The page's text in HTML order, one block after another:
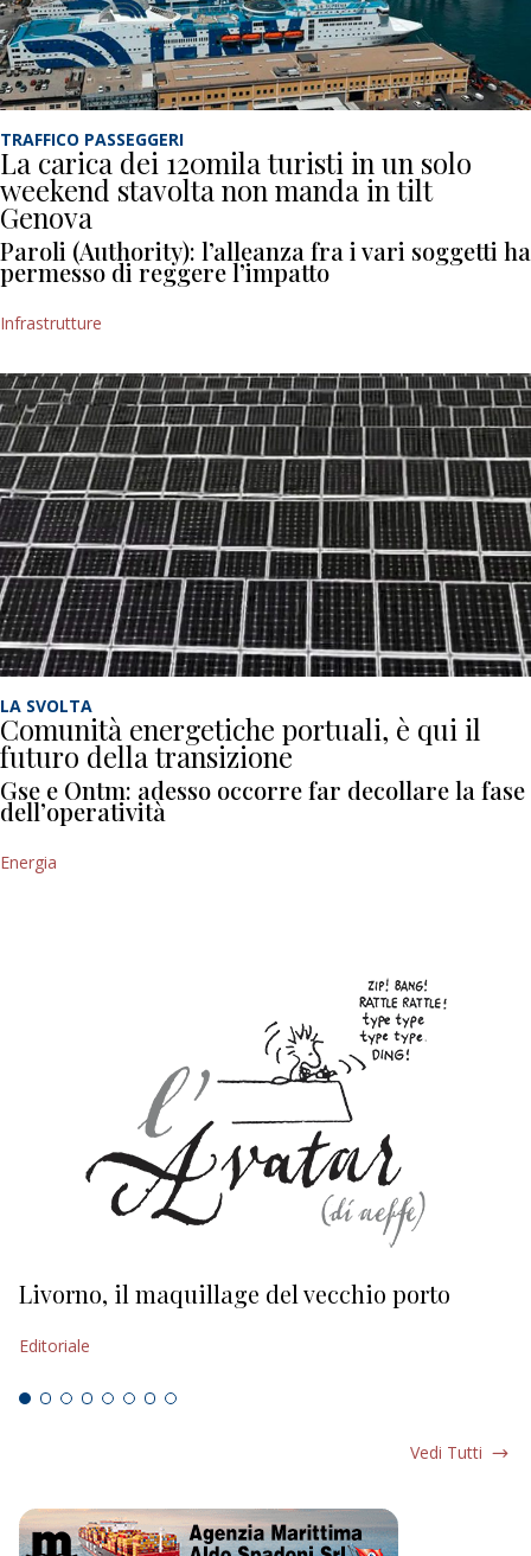
TRAFFICO PASSEGGERI
La carica dei 120mila turisti in un solo
weekend stavolta non manda in tilt
Genova
Paroli (Authority): l’alleanza fra i vari soggetti ha
permesso di reggere l’impatto
Infrastrutture
LA SVOLTA
Comunità energetiche portuali, è qui il
futuro della transizione
Gse e Ontm: adesso occorre far decollare la fase
dell’operatività
Energia
Livorno, il maquillage del vecchio porto
Editoriale
Vedi Tutti